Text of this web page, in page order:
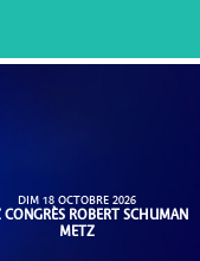
DIM 18 OCTOBRE 2026
CONGRÈS ROBERT SCHUMAN
METZ